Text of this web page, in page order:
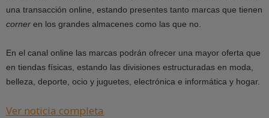
una transacción online, estando presentes tanto marcas que tienen
corner en los grandes almacenes como las que no.
En el canal online las marcas podrán ofrecer una mayor oferta que
en tiendas físicas, estando las divisiones estructuradas en moda,
belleza, deporte, ocio y juguetes, electrónica e informática y hogar.
Ver noticia completa